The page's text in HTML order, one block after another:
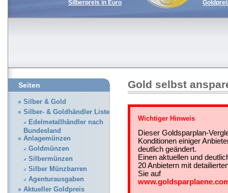
Silberpreis in Euro
Gold selbst
Wichtiger Hinweis
Dieser Goldsparplan-
Konditionen einiger
deutlich geändert.
Einen aktuellen und
20 Anbietern mit
Sie auf
Seiten
Silber & Gold
Silber- & Goldhändler Liste
Edelmetallhändler nach
Bundesland
Anlagemünzen
Goldmünzen
Silbermünzen
Silber Münzbarren
Agenturausgaben
Aktueller Goldpreis